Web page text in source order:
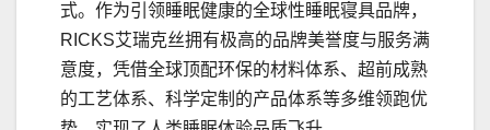
式。作为引领睡眠健康的全球性睡眠寝具品牌，
RICKS艾瑞克丝拥有极高的品牌美誉度与服务满
意度，凭借全球顶配环保的材料体系、超前成熟
的工艺体系、科学定制的产品体系等多维领跑优